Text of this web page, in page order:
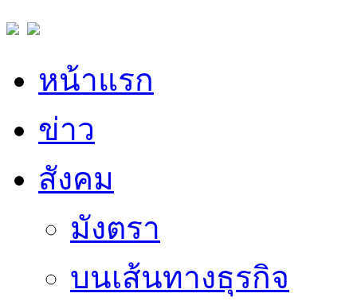
หน้าแรก
ข่าว
สังคม
มังตรา
บนเส้นทางธุรกิจ